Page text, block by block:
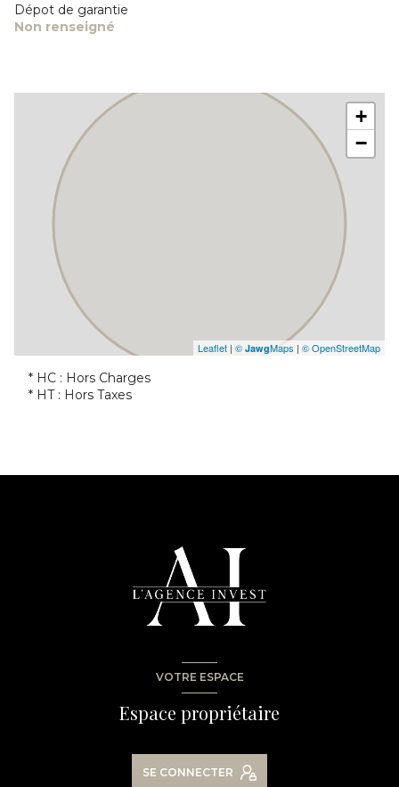
Dépot de garantie
Non renseigné
+
−
Leaflet | © JawgMaps | © OpenStreetMap
* HC : Hors Charges
* HT : Hors Taxes
VOTRE ESPACE
Espace propriétaire
SE CONNECTER